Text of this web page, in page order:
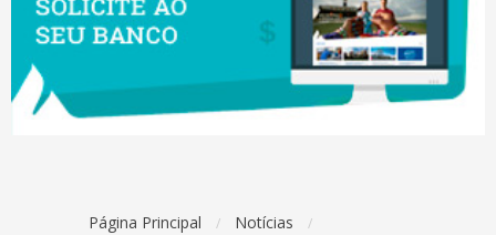
Página Principal / Notícias /